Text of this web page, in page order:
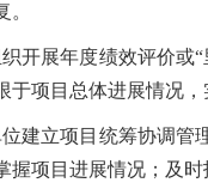
开展年度绩效评价或
于项目总体进展情况
建立项目统筹协调管
握项目进展情况；及